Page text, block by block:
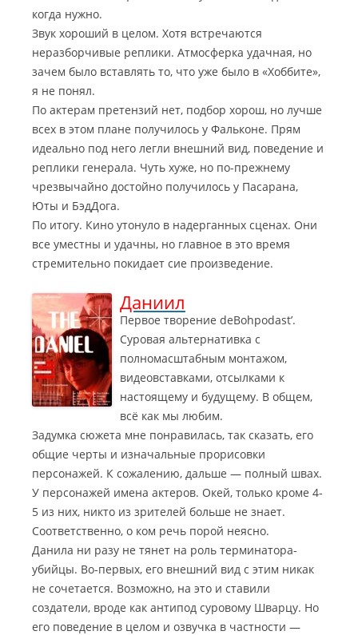
когда нужно.
Звук хороший в целом. Хотя встречаются
неразборчивые реплики. Атмосферка удачная, но
зачем было вставлять то, что уже было в «Хоббите»,
я не понял.
По актерам претензий нет, подбор хорош, но лучше
всех в этом плане получилось у Фальконе. Прям
идеально под него легли внешний вид, поведение и
реплики генерала. Чуть хуже, но по-прежнему
чрезвычайно достойно получилось у Пасарана,
Юты и БэдДога.
По итогу. Кино утонуло в надерганных сценах. Они
все уместны и удачны, но главное в это время
стремительно покидает сие произведение.
Даниил
Первое творение deBohpodast’.
Суровая альтернативка с
полномасштабным монтажом,
видеовставками, отсылками к
настоящему и будущему. В общем,
всё как мы любим.
Задумка сюжета мне понравилась, так сказать, его
общие черты и изначальные прорисовки
персонажей. К сожалению, дальше — полный швах.
У персонажей имена актеров. Окей, только кроме 4-
5 из них, никто из зрителей больше не знает.
Соответственно, о ком речь порой неясно.
Данила ни разу не тянет на роль терминатора-
убийцы. Во-первых, его внешний вид с этим никак
не сочетается. Возможно, на это и ставили
создатели, вроде как антипод суровому Шварцу. Но
его поведение в целом и озвучка в частности —